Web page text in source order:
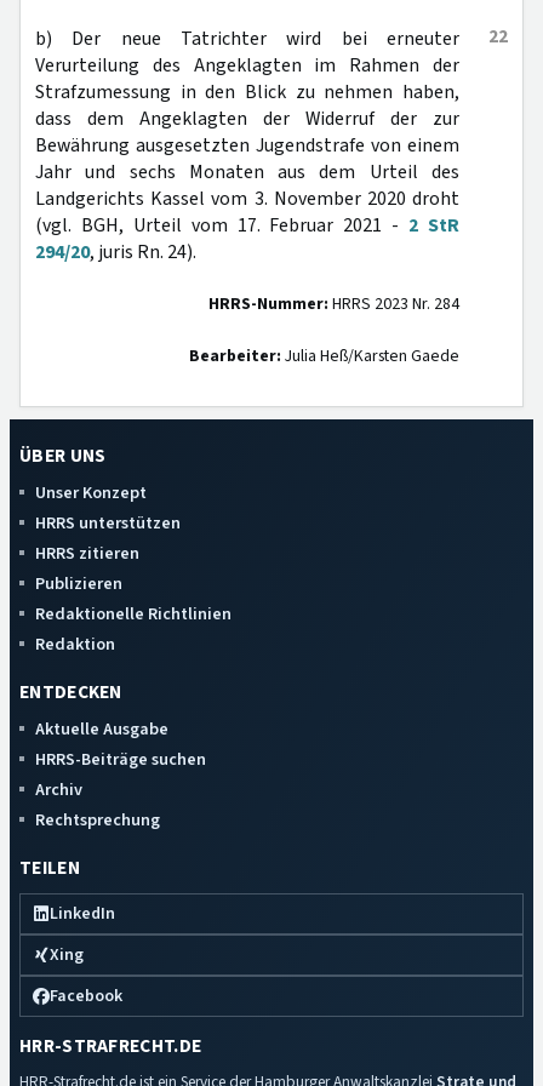
22
b) Der neue Tatrichter wird bei erneuter
Verurteilung des Angeklagten im Rahmen der
Strafzumessung in den Blick zu nehmen haben,
dass dem Angeklagten der Widerruf der zur
Bewährung ausgesetzten Jugendstrafe von einem
Jahr und sechs Monaten aus dem Urteil des
Landgerichts Kassel vom 3. November 2020 droht
(vgl. BGH, Urteil vom 17. Februar 2021 - 2 StR
294/20, juris Rn. 24).
HRRS-Nummer: HRRS 2023 Nr. 284
Bearbeiter: Julia Heß/Karsten Gaede
ÜBER UNS
Unser Konzept
HRRS unterstützen
HRRS zitieren
Publizieren
Redaktionelle Richtlinien
Redaktion
ENTDECKEN
Aktuelle Ausgabe
HRRS-Beiträge suchen
Archiv
Rechtsprechung
TEILEN
LinkedIn
Xing
Facebook
HRR-STRAFRECHT.DE